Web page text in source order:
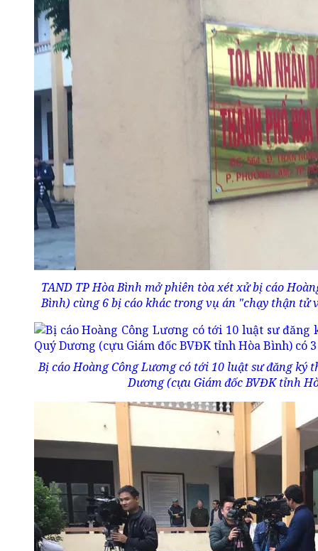
TAND TP Hòa Bình mở phiên tòa xét xử bị cáo
Bình) cùng 6 bị cáo khác trong vụ án "chạy thận tử
Bị cáo Hoàng Công Lương có tới 10 luật sư đăng ký
Dương (cựu Giám đốc BVĐK tỉnh